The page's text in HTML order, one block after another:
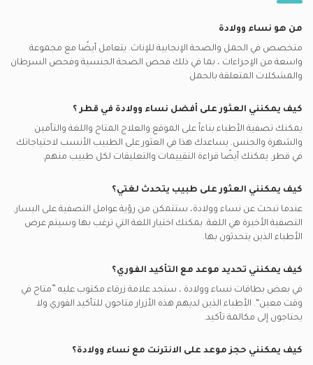
اطباء النساء والتوليد في الدوحة في الطريق الدائري الرابع
اطباء النساء والتوليد في الدوحة في الدفنة ، الخليج الغربي
اطباء النساء والتوليد في الدوحة في مدينة خليفة الجنوبية
اطباء النساء والتوليد في الدوحة في مسيمير
أفضل جراحي تجميل في الدوحة
أفضل اطباء الأطفال في الدوحة
أفضل أطباء القلب في الدوحة
أفضل أخصائيين أمراض الصدر في الدوحة
اطباء النساء والتوليد في كيمس هيلث مركز الطبي, الوكرة
اطباء النساء والتوليد في كيمس هيلث مركز الطبي, مسيمير
اطباء النساء والتوليد في سكن شويس, الطريق الدائري الرابع
اطباء النساء والتوليد في ويست بيي مديكير, الدفنة ، الخليج الغربي
اطباء النساء والتوليد في مركز ياسميد الطبي, مدينة خليفة الجنوبية
رعاية ما بعد الولادة, الدوحة
الدورة الشهرية الغير منتظمة, الدوحة
الكشف المبكر عن سرطان الثدي, الدوحة
حالات الحمل المتعددة, الدوحة
رعاية ما قبل الولادة, الدوحة
جراحة إزالة ورم عنق الرحم, الدوحة
سيجنا يدعم تأمين اطباء النساء والتوليد
سيب يدعم تأمين اطباء النساء والتوليد
أتنا يدعم تأمين اطباء النساء والتوليد
سايكو يدعم تأمين اطباء النساء والتوليد
إم إس إيتش يدعم تأمين اطباء النساء والتوليد
ناس يدعم تأمين اطباء النساء والتوليد
None يدعم تأمين اطباء النساء والتوليد
نيورون يدعم تأمين اطباء النساء والتوليد
غلوب مد يدعم تأمين اطباء النساء والتوليد
مكالمات الفيديو مع أطباء ممارسون عامون
مكالمات الفيديو مع اطباء نفسيين
مكالمات الفيديو مع جراحيي
مكالمات الفيديو مع اطباء باطنية
من هو نساء وولادة
متخصص في الحمل والصحة الإنجابية للإناث. يتعامل أيضًا مع مجموعة
واسعة من الإجراءات ، بما في ذلك فحص الصحة الجنسية وفحص السرطان
والمشكلات المتعلقة بالحمل
كيف يمكنني العثور على أفضل نساء وولادة في قطر ؟
يمكنك تصفية الأطباء بناءاً على الموقع والعلاج المتاح واللغة والتأمين
والشهرة والجنس. يساعدك هذا في العثور على الطبيب الأنسب لاحتياجاتك
في قطر. يمكنك أيضًا قراءة التقييمات والتعليقات لكل طبيب منهم.
كيف يمكنني العثور على طبيب يتحدث لغتي؟
عندما تبحث عن نساء وولادة، ستتمكن من رؤية عوامل التصفية على اليسار.
التصفية الأخيرة هي اللغة. يمكنك اختيار اللغة التي ترغب بها وسيتم عرض
الأطباء الذين يتحدثون بها.
كيف يمكنني تحديد موعد مع التأكيد الفوري؟
في بعض بطاقات نساء وولادة ، ستجد علامة زرقاء مكتوب عليه ”متاح في
وقت معين“. الأطباء الذين لديهم هذه الأزرار متاحون للتأكيد الفوري ولا
يحتاجون إلى مكالمة تأكيد.
كيف يمكنني حجز موعد على الانترنت مع نساء وولادة؟